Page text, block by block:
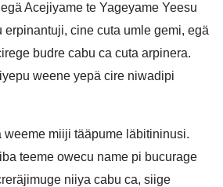
Acejiyame te Yageyame Yeesu
erpinantuji, cine cuta umle gemi, egä
budre cabu ca cuta arpinera.
weene yepä cire niwadipi
weeme miiji tääpume läbitininusi.
teeme owecu name pi bucurage
niiya cabu ca, siige